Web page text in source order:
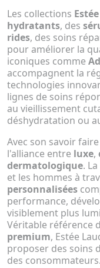
Les collections
hydratants, des
rides, des soins
pour améliorer la
iconiques comme
accompagnent la
technologies
lignes de soins
au vieillissement
déshydratation ou
Avec son savoir
l'alliance entre luxe,
dermatologique.
et les hommes à
personnalisées
performance,
visiblement plus
Véritable référence
premium, Estée
proposer des soins
des consommateurs.